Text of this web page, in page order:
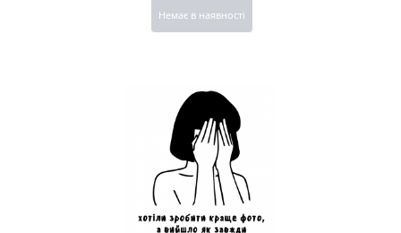
Немає в наявності